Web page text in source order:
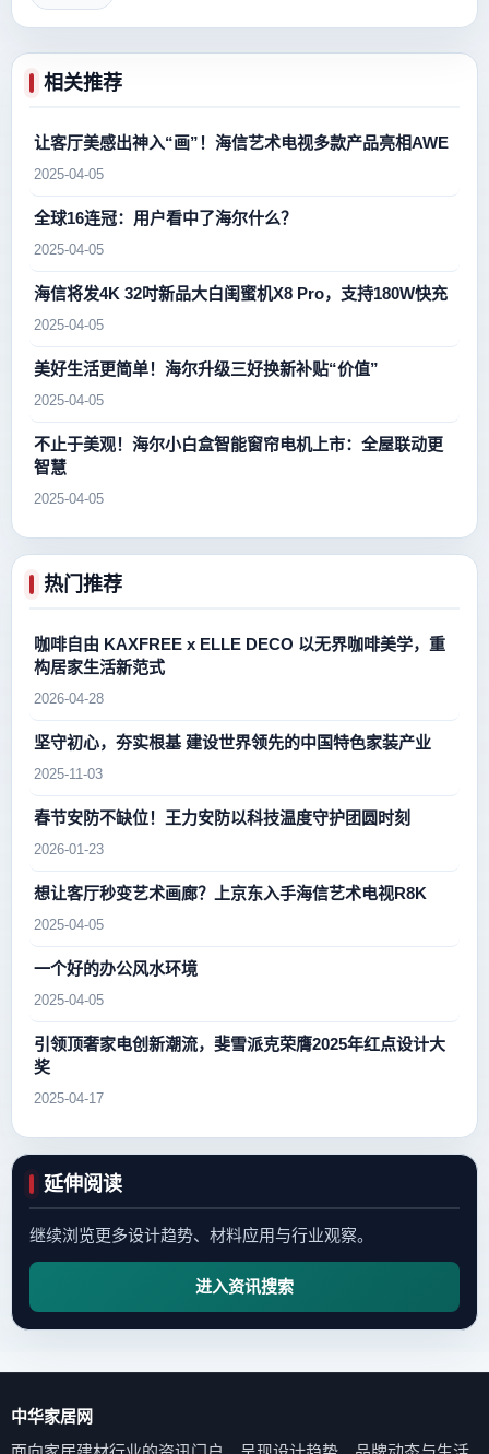
相关推荐
让客厅美感出神入“画”！海信艺术电视多款产品亮相AWE
2025-04-05
全球16连冠：用户看中了海尔什么？
2025-04-05
海信将发4K 32吋新品大白闺蜜机X8 Pro，支持180W快充
2025-04-05
美好生活更简单！海尔升级三好换新补贴“价值”
2025-04-05
不止于美观！海尔小白盒智能窗帘电机上市：全屋联动更
智慧
2025-04-05
热门推荐
咖啡自由 KAXFREE x ELLE DECO 以无界咖啡美学，重
构居家生活新范式
2026-04-28
坚守初心，夯实根基 建设世界领先的中国特色家装产业
2025-11-03
春节安防不缺位！王力安防以科技温度守护团圆时刻
2026-01-23
想让客厅秒变艺术画廊？上京东入手海信艺术电视R8K
2025-04-05
一个好的办公风水环境
2025-04-05
引领顶奢家电创新潮流，斐雪派克荣膺2025年红点设计大
奖
2025-04-17
延伸阅读
继续浏览更多设计趋势、材料应用与行业观察。
进入资讯搜索
中华家居网